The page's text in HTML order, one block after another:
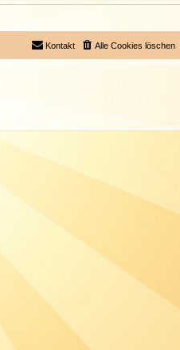
Alle Cookies löschen
Kontakt